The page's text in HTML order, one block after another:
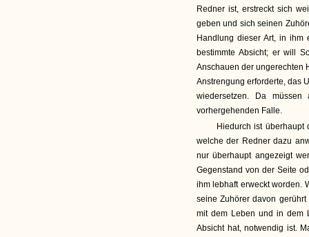
Redner ist, erstreckt sich
geben und sich seinen
Handlung dieser Art, in ihm
bestimmte Absicht; er will
Anschauen der ungerechten
Anstrengung erforderte, das
wiedersetzen. Da
vorhergehenden Falle.
Hiedurch ist überhaupt
welche der Redner dazu
nur überhaupt angezeigt
Gegenstand von der Seite
ihm lebhaft erweckt worden.
seine Zuhörer davon
mit dem Leben und in dem
Absicht hat, notwendig ist.